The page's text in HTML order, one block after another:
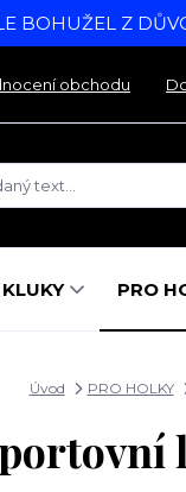
BOHUŽEL Z
obchodu
PRO
Úvod PRO HOLKY